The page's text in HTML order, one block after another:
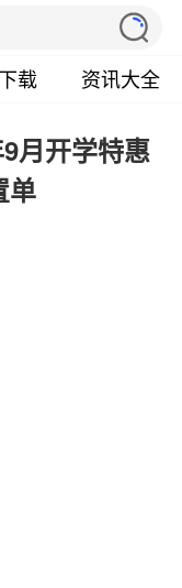
载 资讯大全
月开学特惠
单